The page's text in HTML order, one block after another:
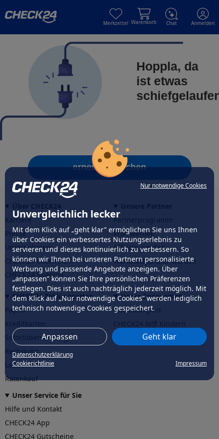
Nur notwendige Cookies
Unvergleichlich lecker
Mit dem Klick auf „geht klar” ermöglichen Sie uns Ihnen
über Cookies ein verbessertes Nutzungserlebnis zu
servieren und dieses kontinuierlich zu verbessern. So
können wir Ihnen bei unseren Partnern personalisierte
Werbung und passende Angebote anzeigen. Über
„anpassen” können Sie Ihre persönlichen Präferenzen
festlegen. Dies ist auch nachträglich jederzeit möglich. Mit
dem Klick auf „Nur notwendige Cookies” werden lediglich
technisch notwendige Cookies gespeichert.
Anpassen Geht klar
Datenschutzerklärung
Cookierichtlinie
Impressum
Merkzettel Warenkorb Chat Anmelden
Hoppla, da
ist etwas
erneut versuchen
Karriere
Presse
Unternehmen
CHECK24 Österreich
CHECK24 Spanien
Partnerprogramm
Profi werden
Affiliate werden
Werkstattpartner werden
CHECK24 Zahlungsarten
PayPal
Sofortüberweisung
Rechnung
Lastschrift
Ratenkauf
Unser Engagement
Nachhaltigkeit
CHECK24hilftder Natur
Unser Service für Sie
Hilfe und Kontakt
CHECK24 App
CHECK24 Gutscheine